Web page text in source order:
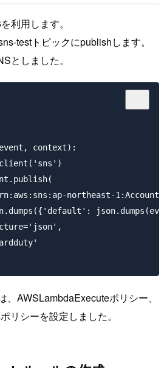
利用します。
testトピックにpublishします。
としました。
context):
northeast-
AWSLambdaExecuteポリシー、
リシーを設定しました。